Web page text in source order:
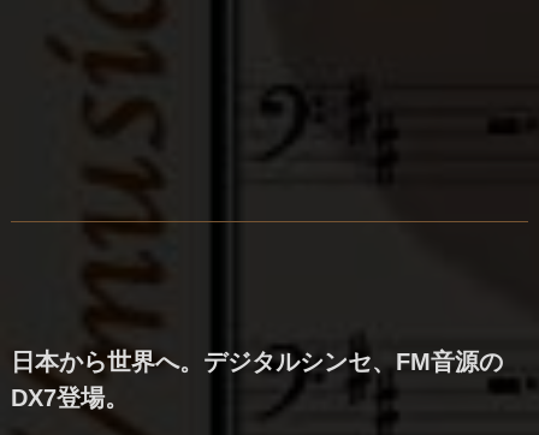
日本から世界へ。デジタルシンセ、FM音源の
DX7登場。